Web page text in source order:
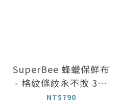
SuperBee 蜂蠟保鮮布
- 格紋條紋永不敗 3入
一組 (S,M,L 各一)
NT$790